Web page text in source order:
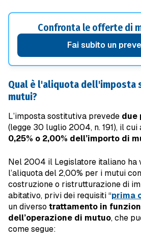
Confronta le offerte di
Fai subito un
Qual è l'aliquota dell'imposta
mutui?
L’imposta sostitutiva prevede due
(legge 30 luglio 2004, n. 191), il
0,25% o 2,00% dell’importo di
Nel 2004 il Legislatore italiano ha
l’aliquota del 2,00% per i mutui
costruzione o ristrutturazione di
abitativo, privi dei requisiti “prima
un diverso trattamento in
dell’operazione di mutuo, che
come segue: